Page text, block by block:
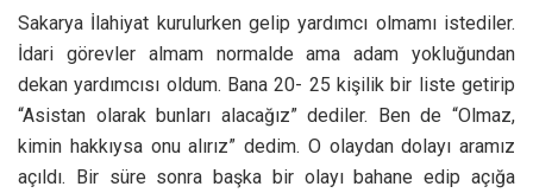
Sakarya İlahiyat kurulurken gelip yardımcı olmamı istediler.
İdari görevler almam normalde ama adam yokluğundan
dekan yardımcısı oldum. Bana 20- 25 kişilik bir liste getirip
“Asistan olarak bunları alacağız” dediler. Ben de “Olmaz,
kimin hakkıysa onu alırız” dedim. O olaydan dolayı aramız
açıldı. Bir süre sonra başka bir olayı bahane edip açığa